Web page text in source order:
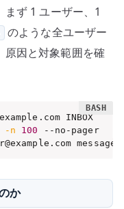
ず 1 ユーザー、1
のような全ユーザー
原因と対象範囲を確
INBOX
-n 100
--no-pager
messages
か